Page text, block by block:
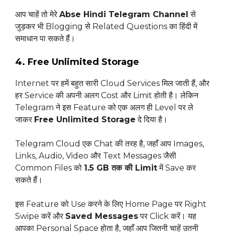
आप चाहें तो मेरे Abse Hindi Telegram Channel से
जुड़कर भी Blogging से Related Questions का हिंदी में
समाधान पा सकते हैं।
4. Free Unlimited Storage
Internet पर हमें बहुत सारी Cloud Services मिल जाती हैं, और
हर Service की अपनी अलग Cost और Limit होती है। लेकिन
Telegram ने इस Feature को एक अलग ही Level पर ले
जाकर Free Unlimited Storage दे दिया है।
Telegram Cloud एक Chat की तरह है, जहाँ आप Images,
Links, Audio, Video और Text Messages जैसी
Common Files को 1.5 GB तक की Limitमें Save कर
सकते हैं।
इस Feature को Use करने के लिए Home Page पर Right
Swipe करें और Saved Messagesपर Click करें। यह
आपका Personal Space होता है, जहाँ आप जितनी चाहें उतनी